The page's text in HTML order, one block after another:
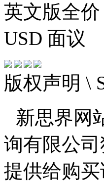
英文版全价
USD 面议
版权声明 \
新思界网
询有限公
提供给购